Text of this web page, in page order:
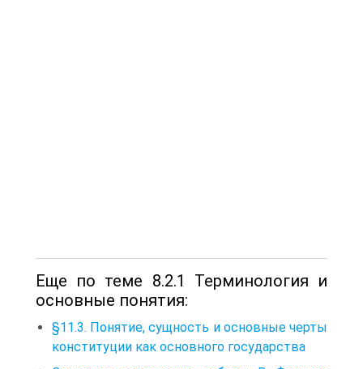
Еще по теме 8.2.1 Терминология и
основные понятия:
§11.3. Понятие, сущность и основные черты
конституции как основного государства